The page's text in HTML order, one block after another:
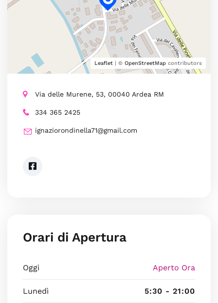
Leaflet | © OpenStreetMap contributors
Via delle Murene, 53, 00040 Ardea RM
334 365 2425
ignaziorondinella71@gmail.com
Orari di Apertura
Oggi Aperto Ora
Lunedì 5:30 - 21:00